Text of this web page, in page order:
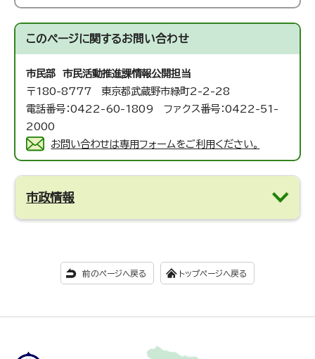
このページに関するお問い合わせ
市民部 市民活動推進課情報公開担当
〒180-8777 東京都武蔵野市緑町2-2-28
電話番号：0422-60-1809 ファクス番号：0422-51-
2000
お問い合わせは専用フォームをご利用ください。
市政情報
前のページへ戻る トップページへ戻る